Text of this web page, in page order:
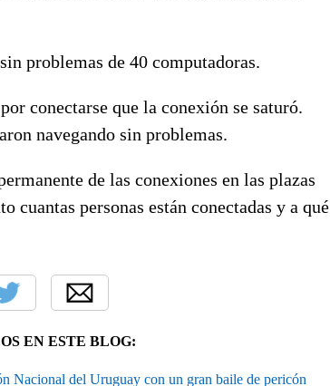
problemas de 40 computadoras.
conectarse que la conexión se saturó.
navegando sin problemas.
de las conexiones en las plazas
personas están conectadas y a qué
EN ESTE BLOG:
Nacional del Uruguay con un gran baile de pericón